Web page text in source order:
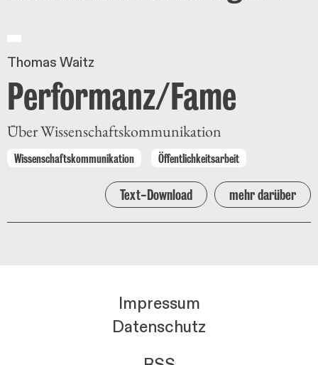
Thomas Waitz
Performanz/Fame
Über Wissenschaftskommunikation
Wissenschaftskommunikation Öffentlichkeitsarbeit
Text-Download mehr darüber
Impressum
Datenschutz